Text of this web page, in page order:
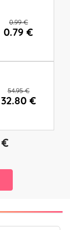
0.99 €
0.79 €
54.95 €
32.80 €